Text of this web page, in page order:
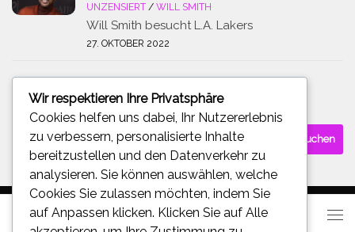
UNZENSIERT / WILL SMITH
Will Smith besucht L.A. Lakers
27. OKTOBER 2022
SUCHE
Suchen
nach:
Wir respektieren Ihre Privatsphäre
Cookies helfen uns dabei, Ihr Nutzererlebnis
zu verbessern, personalisierte Inhalte
bereitzustellen und den Datenverkehr zu
analysieren. Sie können auswählen, welche
Cookies Sie zulassen möchten, indem Sie
auf Anpassen klicken. Klicken Sie auf Alle